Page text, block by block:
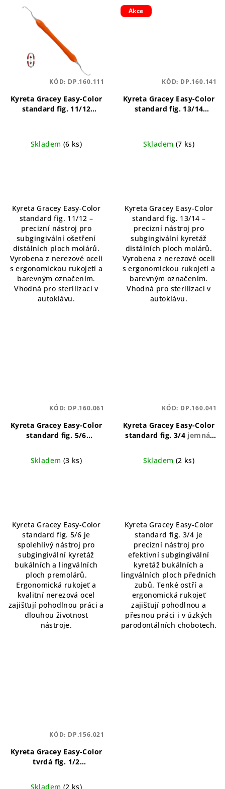
Kyreta Gracey Easy-Color
standard fig. 11/12
Skladem (6 ks)
Kyreta Gracey Easy-Color
standard fig. 11/12 –
precizní nástroj pro
subgingivální ošetření
distálních ploch molárů.
Vyrobena z nerezové oceli
s ergonomickou rukojetí a
barevným označením.
Vhodná pro sterilizaci v
autoklávu.
KÓD: DP.160.111
Akce
Kyreta Gracey Easy-Color
standard fig. 13/14
Skladem (7 ks)
Kyreta Gracey Easy-Color
standard fig. 13/14 –
precizní nástroj pro
subgingivální kyretáž
distálních ploch molárů.
Vyrobena z nerezové oceli
s ergonomickou rukojetí a
barevným označením.
Vhodná pro sterilizaci v
autoklávu.
KÓD: DP.160.141
Kyreta Gracey Easy-Color
standard fig. 5/6
přesná
Skladem (3 ks)
z
5
hvězdiček.
Kyreta Gracey Easy-Color
standard fig. 5/6 je
spolehlivý nástroj pro
subgingivální kyretáž
bukálních a lingválních
ploch premolárů.
Ergonomická rukojeť a
kvalitní nerezová ocel
zajišťují pohodlnou práci a
dlouhou životnost
nástroje.
KÓD: DP.160.061
Kyreta Gracey Easy-Color
standard fig. 3/4 jemná,
Skladem (2 ks)
Kyreta Gracey Easy-Color
standard fig. 3/4 je
precizní nástroj pro
efektivní subgingivální
kyretáž bukálních a
lingválních ploch předních
zubů. Tenké ostří a
ergonomická rukojeť
zajišťují pohodlnou a
přesnou práci i v úzkých
parodontálních chobotech.
KÓD: DP.160.041
Kyreta Gracey Easy-Color
tvrdá fig. 1/2
označený, přesný
Skladem (2 ks)
KÓD: DP.156.021